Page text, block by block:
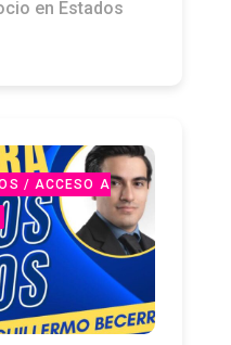
en Estados
/ ACCESO A